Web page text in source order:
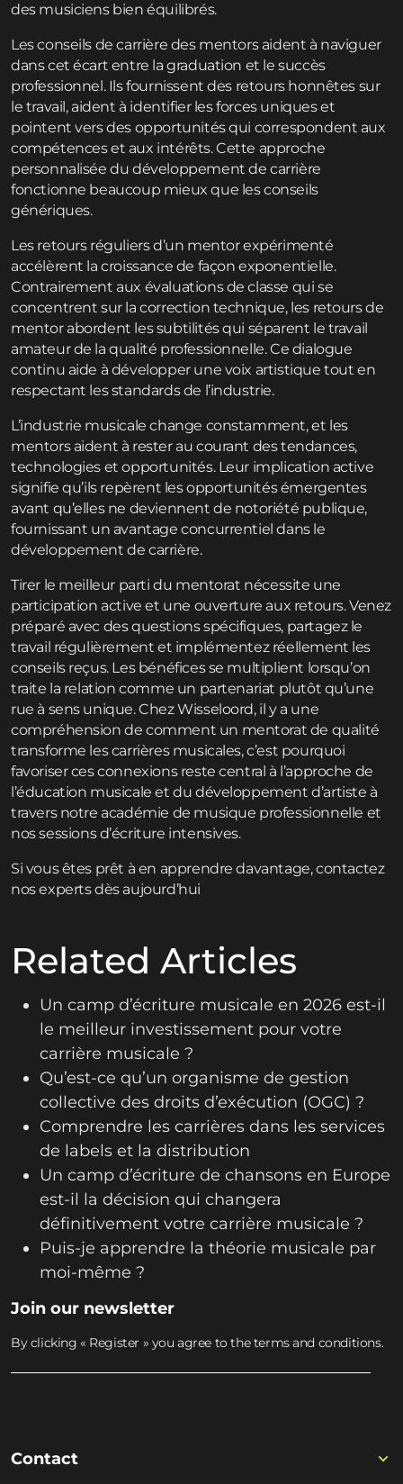
des musiciens bien équilibrés.
Les conseils de carrière des mentors aident à naviguer
dans cet écart entre la graduation et le succès
professionnel. Ils fournissent des retours honnêtes sur
le travail, aident à identifier les forces uniques et
pointent vers des opportunités qui correspondent aux
compétences et aux intérêts. Cette approche
personnalisée du développement de carrière
fonctionne beaucoup mieux que les conseils
génériques.
Les retours réguliers d’un mentor expérimenté
accélèrent la croissance de façon exponentielle.
Contrairement aux évaluations de classe qui se
concentrent sur la correction technique, les retours de
mentor abordent les subtilités qui séparent le travail
amateur de la qualité professionnelle. Ce dialogue
continu aide à développer une voix artistique tout en
respectant les standards de l’industrie.
L’industrie musicale change constamment, et les
mentors aident à rester au courant des tendances,
technologies et opportunités. Leur implication active
signifie qu’ils repèrent les opportunités émergentes
avant qu’elles ne deviennent de notoriété publique,
fournissant un avantage concurrentiel dans le
développement de carrière.
Tirer le meilleur parti du mentorat nécessite une
participation active et une ouverture aux retours. Venez
préparé avec des questions spécifiques, partagez le
travail régulièrement et implémentez réellement les
conseils reçus. Les bénéfices se multiplient lorsqu’on
traite la relation comme un partenariat plutôt qu’une
rue à sens unique. Chez Wisseloord, il y a une
compréhension de comment un mentorat de qualité
transforme les carrières musicales, c’est pourquoi
favoriser ces connexions reste central à l’approche de
l’éducation musicale et du développement d’artiste à
travers notre académie de musique professionnelle et
nossessions d’écriture intensives.
Si vous êtes prêt à en apprendre davantage,contactez
nos experts dès aujourd’hui
Related Articles
Un camp d’écriture musicale en 2026 est-il
le meilleur investissement pour votre
carrière musicale ?
Qu’est-ce qu’un organisme de gestion
collective des droits d’exécution (OGC) ?
Comprendre les carrières dans les services
de labels et la distribution
Un camp d’écriture de chansons en Europe
est-il la décision qui changera
définitivement votre carrière musicale ?
Puis-je apprendre la théorie musicale par
moi-même ?
Join our newsletter
By clicking « Register » you agree to the terms and conditions.
Contact